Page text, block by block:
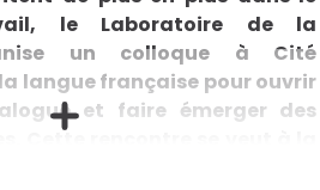
le Laboratoire de la
un colloque à Cité
langue française pour ouvrir
et faire émerger des
Cette rencontre se veut à la